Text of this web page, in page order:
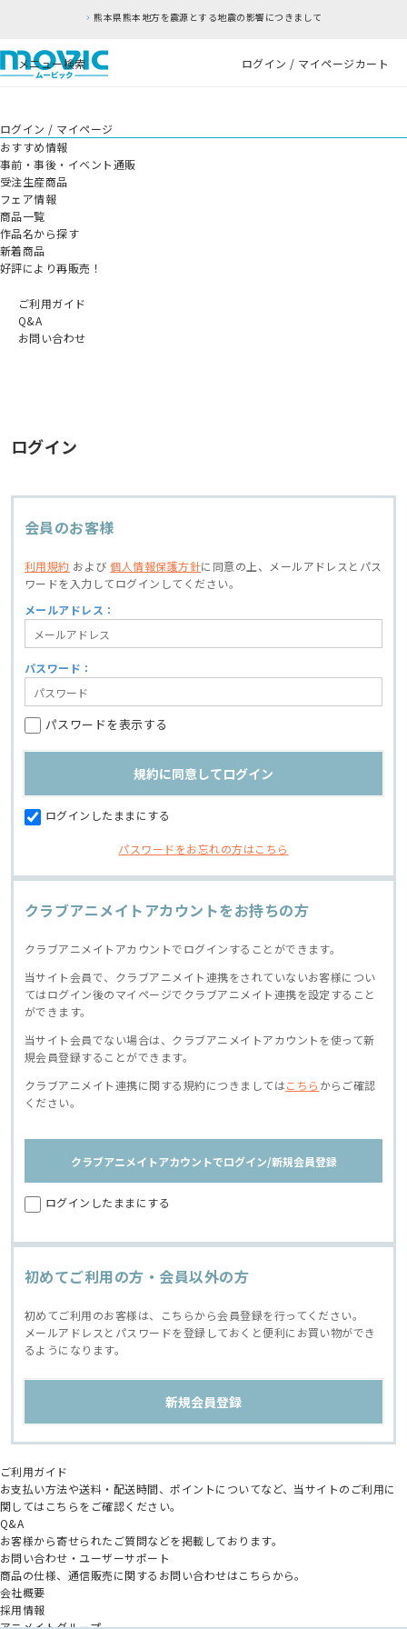
熊本県熊本地方を震源とする地震の影響につきまして
メニュー検索 ログイン / マイページカート
ログイン / マイページ
おすすめ情報
事前・事後・イベント通販
受注生産商品
フェア情報
商品一覧
作品名から探す
新着商品
好評により再販売！
ご利用ガイド
Q&A
お問い合わせ
ログイン
会員のお客様
利用規約 および個人情報保護方針に同意の上、
メールアドレスとパス
ワードを入力してログインしてください。
メールアドレス：
パスワード：
パスワードを表示する
ログインしたままにする
パスワードをお忘れの方はこちら
クラブアニメイトアカウントをお持ちの方
クラブアニメイトアカウントでログインすることができます。
当サイト会員で、クラブアニメイト連携をされていないお客様につい
てはログイン後のマイページでクラブアニメイト連携を設定すること
ができます。
当サイト会員でない場合は、クラブアニメイトアカウントを使って新
規会員登録することができます。
クラブアニメイト連携に関する規約につきましてはこちら からご確認
ください。
クラブアニメイトアカウントでログイン/新規会員登録
ログインしたままにする
初めてご利用の方・会員以外の方
初めてご利用のお客様は、こちらから会員登録を行ってください。
メールアドレスとパスワードを登録しておくと便利にお買い物ができ
るようになります。
ご利用ガイド
お支払い方法や送料・配送時間、ポイントについてなど、当サイトのご利用に
関してはこちらをご確認ください。
Q&A
お客様から寄せられたご質問などを掲載しております。
お問い合わせ・ユーザーサポート
商品の仕様、通信販売に関するお問い合わせはこちらから。
会社概要
採用情報